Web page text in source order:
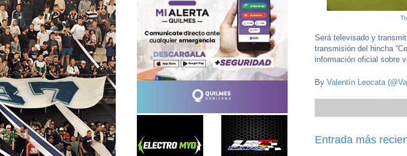
Será televisado y
transmisión del hincha
información oficial sobre
By Valentín Leocata
Entrada más